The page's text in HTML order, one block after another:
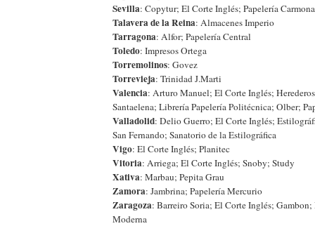
Sevilla: Copytur; El Corte Inglés; Papelería
Talavera de la Reina: Almacenes Imperio
Tarragona: Alfor; Papelería Central
Toledo: Impresos Ortega
Torremolinos: Govez
Torrevieja: Trinidad J.Marti
Valencia: Arturo Manuel; El Corte Inglés;
Santaelena; Librería Papelería Politécnica; Olber;
Valladolid: Delio Guerro; El Corte Inglés;
San Fernando; Sanatorio de la Estilográfica
Vigo: El Corte Inglés; Planitec
Vitoria: Arriega; El Corte Inglés; Snoby; Study
Xativa: Marbau; Pepita Grau
Zamora: Jambrina; Papelería Mercurio
Zaragoza: Barreiro Soria; El Corte Inglés;
Moderna